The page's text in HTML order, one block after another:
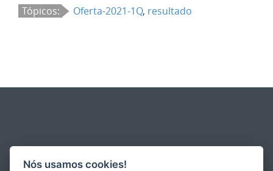
Tópicos: Oferta-2021-1Q, resultado
Nós usamos cookies!